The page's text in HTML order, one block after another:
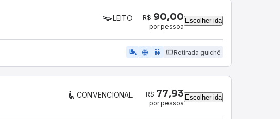
LEITO R$ 90,00
por pessoa
Escolher ida
airline_seat_legroom_extra ac_unit wc Retirada guichê
CONVENCIONAL R$ 77,93
por pessoa
Escolher ida